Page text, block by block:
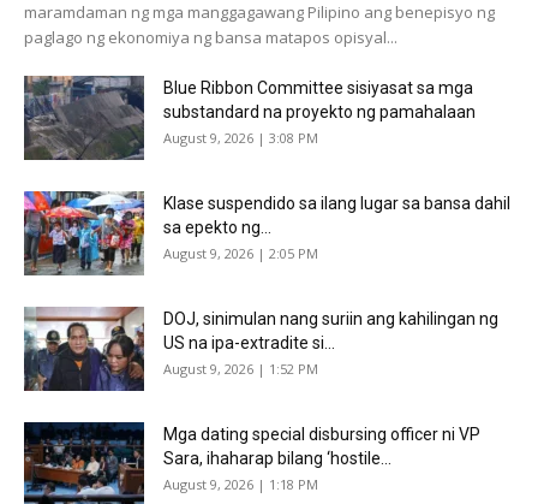
maramdaman ng mga manggagawang Pilipino ang benepisyo ng
paglago ng ekonomiya ng bansa matapos opisyal...
Blue Ribbon Committee sisiyasat sa mga
substandard na proyekto ng pamahalaan
August 9, 2026 | 3:08 PM
Klase suspendido sa ilang lugar sa bansa dahil
sa epekto ng...
August 9, 2026 | 2:05 PM
DOJ, sinimulan nang suriin ang kahilingan ng
US na ipa-extradite si...
August 9, 2026 | 1:52 PM
Mga dating special disbursing officer ni VP
Sara, ihaharap bilang ‘hostile...
August 9, 2026 | 1:18 PM